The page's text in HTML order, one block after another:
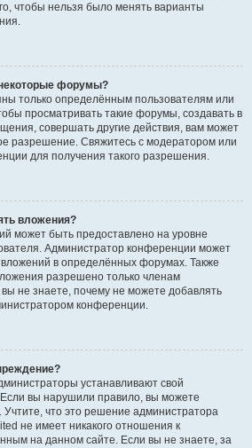
чтобы нельзя было менять варианты
форумы?
только определённым пользователям или
просматривать такие форумы, создавать в
совершать другие действия, вам может
разрешение. Свяжитесь с модератором или
для получения такого разрешения.
вложения?
может быть предоставлено на уровне
Администратор конференции может
в определённых форумах. Также
разрешено только членам
не знаете, почему не можете добавлять
конференции.
устанавливают свой
вы нарушили правило, вы можете
что это решение администратора
не имеет никакого отношения к
на данном сайте. Если вы не знаете, за